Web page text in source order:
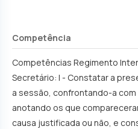
Competência
Competências Regimento
Secretário: I - Constatar a
a sessão, confrontando-a com
anotando os que
causa justificada ou não, e